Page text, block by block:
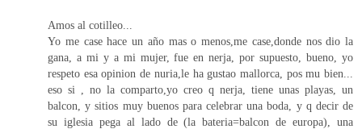
Amos al cotilleo...
Yo me case hace un año mas o menos,me case,donde nos dio la
gana, a mi y a mi mujer, fue en nerja, por supuesto, bueno, yo
respeto esa opinion de nuria,le ha gustao mallorca, pos mu bien...
eso si , no la comparto,yo creo q nerja, tiene unas playas, un
balcon, y sitios muy buenos para celebrar una boda, y q decir de
su iglesia pega al lado de (la bateria=balcon de europa), una